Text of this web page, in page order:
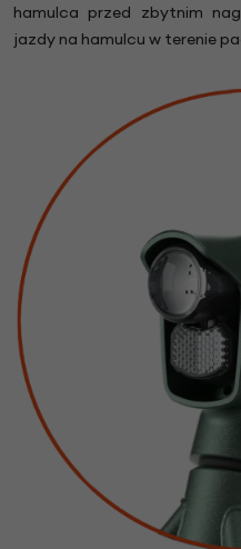
hamulca przed zbytnim
jazdy na hamulcu w terenie